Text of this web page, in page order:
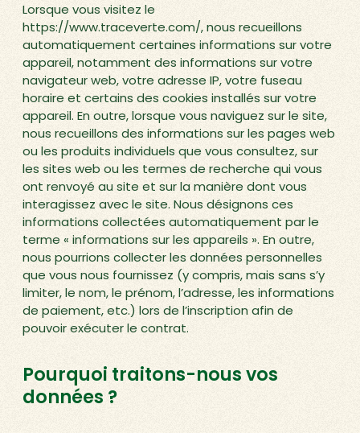
Lorsque vous visitez le
https://www.traceverte.com/, nous recueillons
automatiquement certaines informations sur votre
appareil, notamment des informations sur votre
navigateur web, votre adresse IP, votre fuseau
horaire et certains des cookies installés sur votre
appareil. En outre, lorsque vous naviguez sur le site,
nous recueillons des informations sur les pages web
ou les produits individuels que vous consultez, sur
les sites web ou les termes de recherche qui vous
ont renvoyé au site et sur la manière dont vous
interagissez avec le site. Nous désignons ces
informations collectées automatiquement par le
terme « informations sur les appareils ». En outre,
nous pourrions collecter les données personnelles
que vous nous fournissez (y compris, mais sans s’y
limiter, le nom, le prénom, l’adresse, les informations
de paiement, etc.) lors de l’inscription afin de
pouvoir exécuter le contrat.
Pourquoi traitons-nous vos
données ?